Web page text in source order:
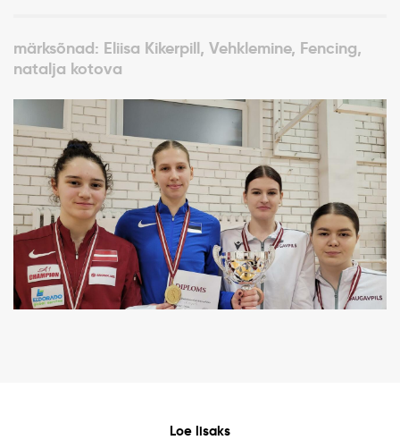
märksõnad: Eliisa Kikerpill, Vehklemine, Fencing,
natalja kotova
Loe lisaks